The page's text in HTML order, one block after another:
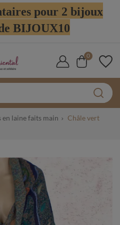
pour 2 bijoux
BIJOUX10
0
en laine faits main
Châle vert